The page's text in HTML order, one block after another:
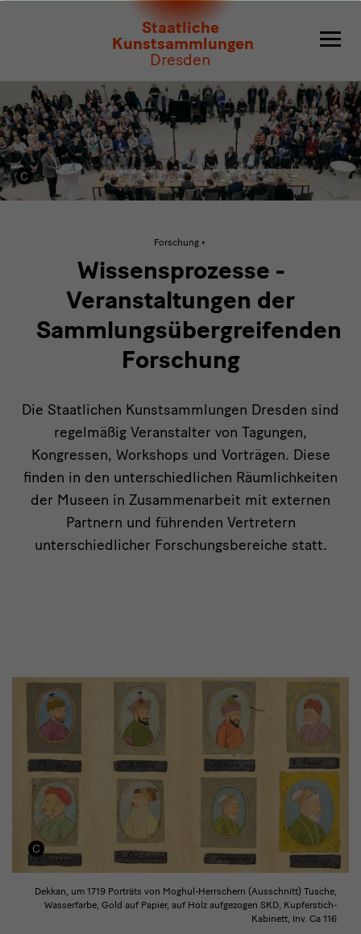
Staatliche
Kunstsammlungen
Dresden
Wissensprozesse
Forschung
Wissensprozesse -
Veranstaltungen der
Sammlungsübergreifenden
Forschung
Die Staatlichen Kunstsammlungen Dresden sind
regelmäßig Veranstalter von Tagungen,
Kongressen, Workshops und Vorträgen. Diese
finden in den unterschiedlichen Räumlichkeiten
der Museen in Zusammenarbeit mit externen
Partnern und führenden Vertretern
unterschiedlicher Forschungsbereiche statt.
Dekkan, um 1719 Porträts von Moghul-Herrschern (Ausschnitt) Tusche,
Wasserfarbe, Gold auf Papier, auf Holz aufgezogen SKD, Kupferstich-
Kabinett, Inv. Ca 116